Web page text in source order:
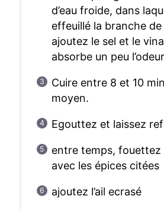
d’eau froide, dans
effeuillé la branche
ajoutez le sel et le
absorbe un peu
Cuire entre 8 et 10
moyen.
Egouttez et laissez
entre temps, fouettez
avec les épices citées
ajoutez l’ail ecrasé